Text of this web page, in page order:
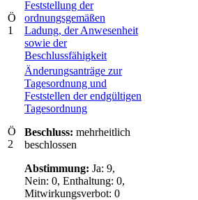
Ö
1
Feststellung der
ordnungsgemäßen
Ladung, der Anwesenheit
sowie der
Beschlussfähigkeit
Ö
2
Änderungsanträge zur
Tagesordnung und
Feststellen der endgültigen
Tagesordnung
Beschluss: mehrheitlich
beschlossen
Abstimmung: Ja: 9,
Nein: 0, Enthaltung: 0,
Mitwirkungsverbot: 0